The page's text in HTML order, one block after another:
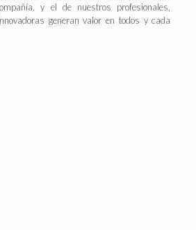
y el de nuestros profesionales,
generan valor en todos y cada